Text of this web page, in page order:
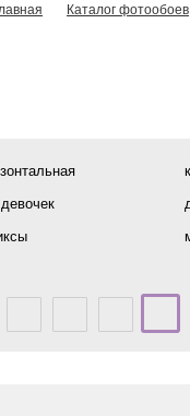
Каталог фотообоев